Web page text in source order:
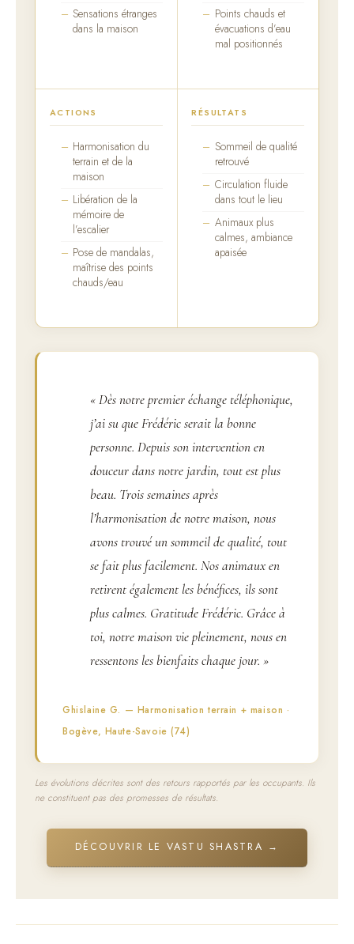
Sensations étranges
dans la maison
Points chauds et
évacuations d’eau
mal positionnés
ACTIONS
Harmonisation du
terrain et de la
maison
Libération de la
mémoire de
l’escalier
Pose de mandalas,
maîtrise des points
chauds/eau
RÉSULTATS
Sommeil de qualité
retrouvé
Circulation fluide
dans tout le lieu
Animaux plus
calmes, ambiance
apaisée
« Dès notre premier échange téléphonique,
j’ai su que Frédéric serait la bonne
personne. Depuis son intervention en
douceur dans notre jardin, tout est plus
beau. Trois semaines après
l’harmonisation de notre maison, nous
avons trouvé un sommeil de qualité, tout
se fait plus facilement. Nos animaux en
retirent également les bénéfices, ils sont
plus calmes. Gratitude Frédéric. Grâce à
toi, notre maison vie pleinement, nous en
ressentons les bienfaits chaque jour. »
Ghislaine G. — Harmonisation terrain + maison ·
Bogève, Haute-Savoie (74)
Les évolutions décrites sont des retours rapportés par les occupants. Ils
ne constituent pas des promesses de résultats.
DÉCOUVRIR LE VASTU SHASTRA →